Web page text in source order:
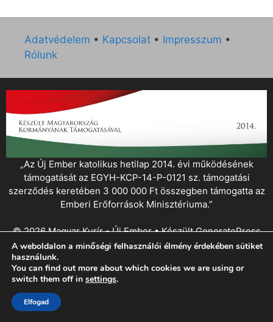
Adatvédelem • Kapcsolat • Impresszum •
Rólunk
„Az Új Ember katolikus hetilap 2014. évi működésének
támogatását az EGYH-KCP-14-P-0121 sz. támogatási
szerződés keretében 3 000 000 Ft összegben támogatta az
Emberi Erőforrások Minisztériuma.”
© 2026 Magyar Kurír - Új Ember• KészültGeneratePress
A weboldalon a minőségi felhasználói élmény érdekében sütiket
használunk.
You can find out more about which cookies we are using or
switch them off in settings.
Elfogad